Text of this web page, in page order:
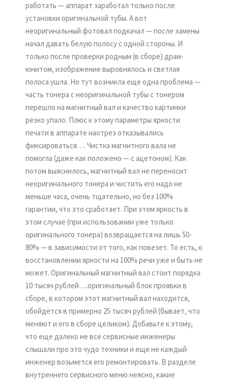
работать — аппарат заработал только после
установки оригинальной тубы. А вот
неоригинальный фотовал подкачал — после замены
начал давать белую полосу с одной стороны. И
только после проверки родным (в сборе) драм-
юнитом, изображение выровнялось и светлая
полоса ушла. Но тут возникла еще одна проблема —
часть тонера с неоригинальной тубы с тонером
перешло на магнитный вал и качество картинки
резко упало. Плюс к этому параметры яркости
печати в аппарате наотрез отказывались
фиксироваться…. Чистка магнитного вала не
помогла (даже как положено — с ацетоном). Как
потом выяснилось, магнитный вал не переносит
неоригинального тонера и чистить его надо не
меньше часа, очень тщательно, но без 100%
гарантии, что это сработает. При этом яркость в
этом случае (при использовании уже только
оригинального тонера) возвращается на лишь 50-
80% — в зависимости от того, как повезет. То есть, о
восстановлении яркости на 100% речи уже и быть не
может. Оригинальный магнитный вал стоит порядка
10 тысяч рублей….оригинальный блок проявки в
сборе, в котором этот магнитный вал находится,
обойдется в примерно 25 тысяч рублей (бывает, что
меняют и его в сборе целиком). Добавьте к этому,
что еще далеко не все сервисные инженеры
слышали про это чудо техники и еще не каждый
инженер возьмется его ремонтировать. В разделе
внутреннего сервисного меню неясно, какие